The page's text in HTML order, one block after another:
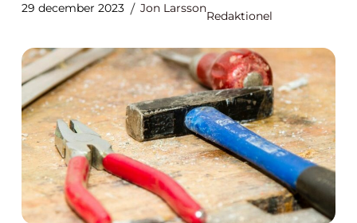
29 december 2023 Jon Larsson
Redaktionel